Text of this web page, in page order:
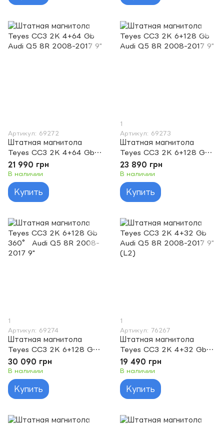
Артикул: 69272
Штатная магнитола
Teyes CC3 2K 4+64 Gb
Audi Q5 8R 2008-2017 9"
21 990 грн
В наличии
Купить
1
Артикул: 69273
Штатная магнитола
Teyes CC3 2K 6+128 Gb
Audi Q5 8R 2008-2017 9"
23 890 грн
В наличии
Купить
1
Артикул: 69274
Штатная магнитола
Teyes CC3 2K 6+128 Gb
360° Audi Q5 8R 2008-
2017 9"
30 090 грн
В наличии
Купить
1
Артикул: 76267
Штатная магнитола
Teyes CC3 2K 4+32 Gb
Audi Q5 8R 2008-2017 9"
(L2)
19 490 грн
В наличии
Купить